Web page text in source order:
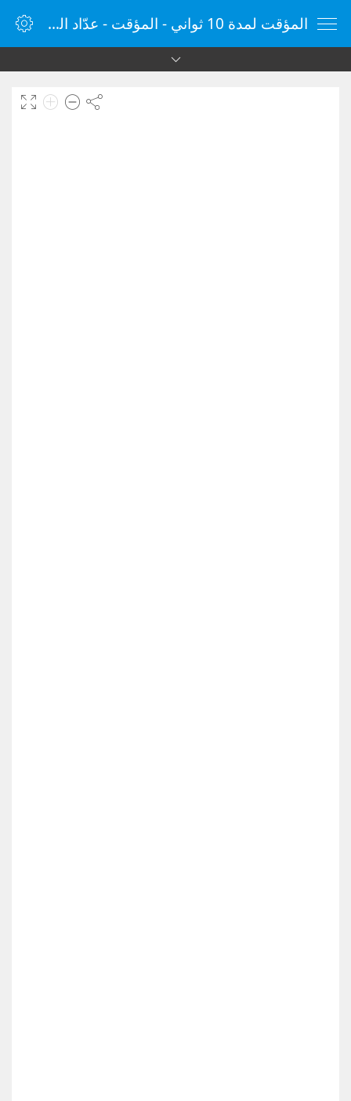
المؤقت لمدة 10 ثواني - المؤقت - عدّاد الوقت - مؤقت الإنترنت